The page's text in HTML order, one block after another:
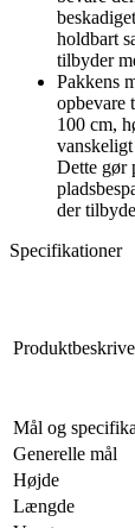
holdbart
tilbyder
Pakkens
opbevare
100 cm,
Dette gør
der
Specifikationer
Mål og
Generelle mål
Højde
Længde